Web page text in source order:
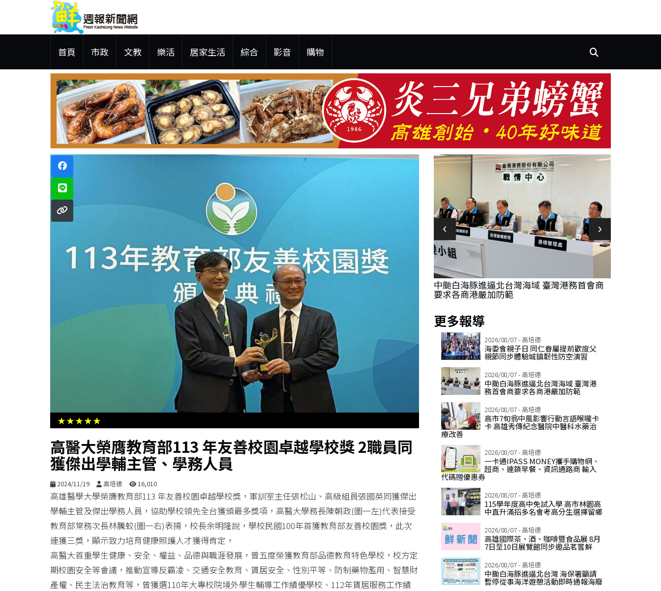
首頁 市政 文教 樂活 居家生活 綜合 影音 購物
★★★★★
高醫大榮膺教育部113 年友善校園卓越學校獎 2職員同
獲傑出學輔主管、學務人員
2024/11/19 高培德 16,010
高雄醫學大學榮膺教育部113 年友善校園卓越學校獎，軍訓室主任張松山、高級組員張國英同獲傑出
學輔主管及傑出學務人員，協助學校領先全台獲頒最多獎項，高醫大學務長陳朝政(圖一左)代表接受
教育部常務次長林騰蛟(圖一右)表揚，校長余明隆說，學校民國100年首獲教育部友善校園獎，此次
連獲三獎，顯示致力培育健康照護人才獲得肯定，
高醫大首重學生健康、安全、權益、品德與職涯發展，曾五度榮獲教育部品德教育特色學校，校方定
期校園安全等會議，推動宣導反霸凌、交通安全教育、賃居安全、性別平等、防制藥物濫用、智慧財
產權、民主法治教育等，曾獲選110年大專校院境外學生輔導工作績優學校、112年賃居服務工作績
品售價維持平盤
左營圖書館舉辦小記者夏令營 台語採訪體驗 海委會親子日 同仁眷屬提前歡度父親節同步
體驗城鎮韌性防空演習
中颱白海豚進逼北台灣海域 臺灣港務首會商
要求各商港嚴加防範
更多報導
2026/08/07 - 高培德
海委會親子日 同仁眷屬提前歡度父
親節同步體驗城鎮韌性防空演習
2026/08/07 - 高培德
中颱白海豚進逼北台灣海域 臺灣港
務首會商要求各商港嚴加防範
2026/08/07 - 高培德
高市7旬翁中風影響行動言語喉嚨卡
卡 高雄秀傳紀念醫院中醫科水藥治
療改善
2026/08/07 - 高培德
一卡通IPASS MONEY攜手購物網、
超商、連鎖早餐、資訊通路商 輸入
代碼贈優惠券
2026/08/07 - 高培德
115學年度高中免試入學 高市林園高
中直升滿招多名會考高分生選擇留鄉
2026/08/07 - 高培德
高雄國際茶、酒、咖啡暨食品展 8月
7日至10日展覽館同步邀品茗嘗鮮
2026/08/07 - 高培德
中颱白海豚進逼北台灣 海保署籲請
暫停從事海洋遊憩活動即時通報海廢